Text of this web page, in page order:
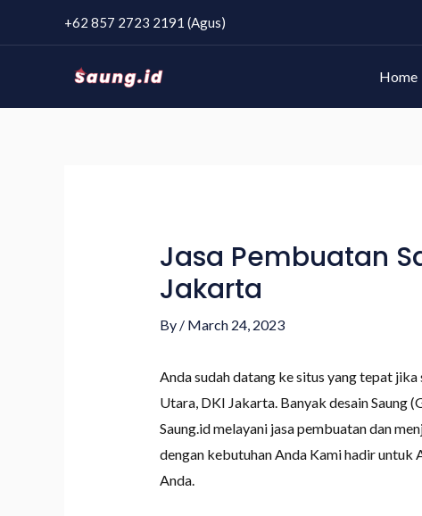
+62 857 2723 2191 (Agus)
Home
Jasa Pembuatan
Jakarta
By / March 24, 2023
Anda sudah datang ke situs yang tepat
Utara, DKI Jakarta. Banyak desain Saung
Saung.id melayani jasa pembuatan dan
dengan kebutuhan Anda Kami hadir untuk
Anda.